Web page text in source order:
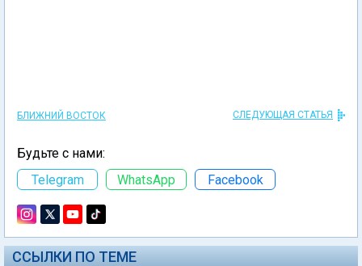
БЛИЖНИЙ ВОСТОК СЛЕДУЮЩАЯ СТАТЬЯ
Будьте с нами:
Telegram
WhatsApp Facebook
ССЫЛКИ ПО ТЕМЕ